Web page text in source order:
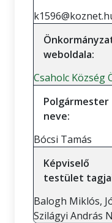
weboldala:
Csaholc Község
Polgármester
neve:
Bócsi Tamás
Képviselő
testület
Balogh Miklós,
Szilágyi András